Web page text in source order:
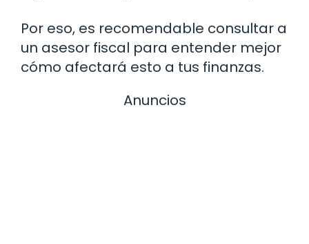
Por eso, es recomendable consultar a
un asesor fiscal para entender mejor
cómo afectará esto a tus finanzas.
Anuncios